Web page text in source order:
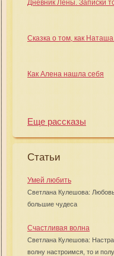
Дневник Лены. Записки
Сказка о том, как
Как Алена нашла себя
Еще рассказы
Статьи
Умей любить
Светлана Кулешова:
большие чудеса
Счастливая волна
Светлана Кулешова:
волну настроимся, то и